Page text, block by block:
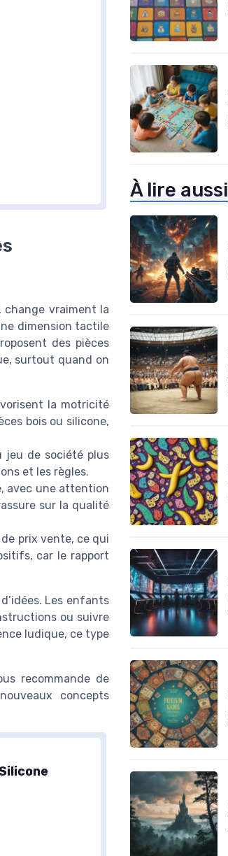
change vraiment la
dimension tactile
des pièces
surtout quand on
la motricité
bois ou silicone,
jeu de société plus
et les règles.
avec une attention
sur la qualité
prix vente, ce qui
car le rapport
Les enfants
ou suivre
ludique, ce type
recommande de
concepts
À lire aussi